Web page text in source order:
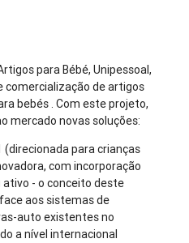
para Bébé, Unipessoal,
comercialização de artigos
bebés . Com este projeto,
mercado novas soluções:
(direcionada para crianças
com incorporação
- o conceito deste
aos sistemas de
auto existentes no
a nível internacional